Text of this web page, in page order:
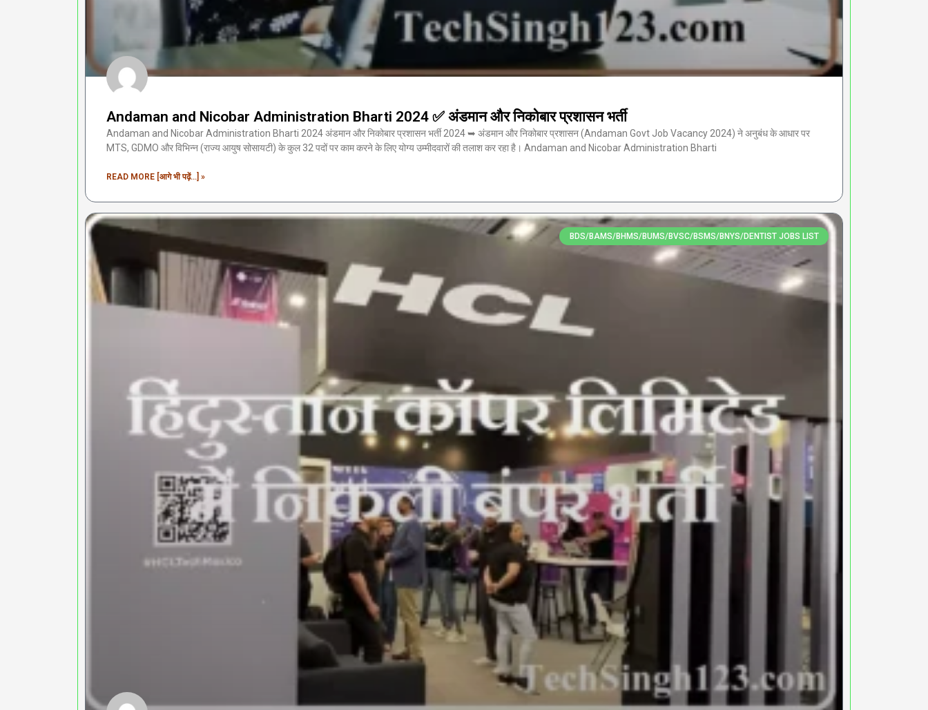
Andaman and Nicobar Administration Bharti 2024 ✅ अंडमान और निकोबार प्रशासन भर्ती
Andaman and Nicobar Administration Bharti 2024 अंडमान और निकोबार प्रशासन भर्ती 2024 ➥ अंडमान और निकोबार प्रशासन (Andaman Govt Job Vacancy 2024) ने अनुबंध के आधार पर
MTS, GDMO और विभिन्न (राज्य आयुष सोसायटी) के कुल 32 पदों पर काम करने के लिए योग्य उम्मीदवारों की तलाश कर रहा है। Andaman and Nicobar Administration Bharti
READ MORE [आगे भी पढ़ें...] »
BDS/BAMS/BHMS/BUMS/BVSC/BSMS/BNYS/DENTIST JOBS LIST